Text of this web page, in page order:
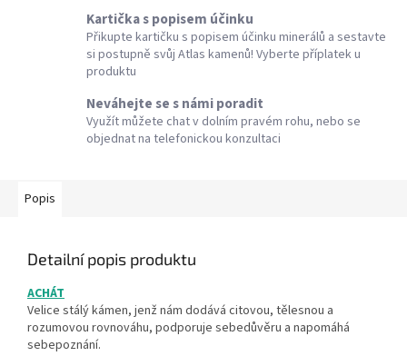
Kartička s popisem účinku
Přikupte kartičku s popisem účinku minerálů a sestavte
si postupně svůj Atlas kamenů! Vyberte příplatek u
produktu
Neváhejte se s námi poradit
Využít můžete chat v dolním pravém rohu, nebo se
objednat na telefonickou konzultaci
Popis
Detailní popis produktu
ACHÁT
Velice stálý kámen, jenž nám dodává citovou, tělesnou a
rozumovou rovnováhu, podporuje sebedůvěru a napomáhá
sebepoznání.